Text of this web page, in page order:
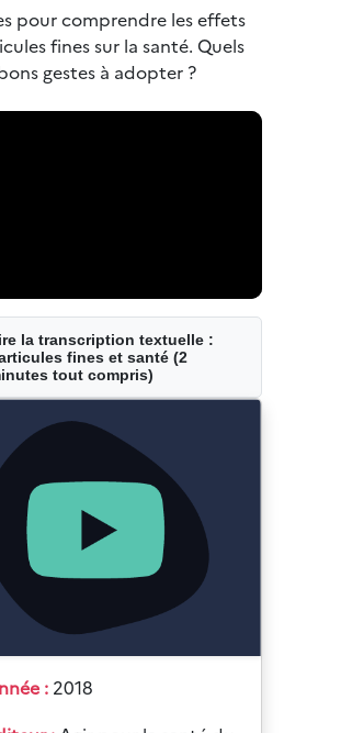
pour comprendre les effets
fines sur la santé. Quels
gestes à adopter ?
la transcription textuelle :
fines et santé (2
tout compris)
: 2018